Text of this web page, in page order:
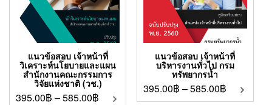
แนวข้อสอบ เจ้าหน้าที่
วิเคราะห์นโยบายและแผน
สํานักงานคณะกรรมการ
วิจัยแห่งชาติ (วช.)
395.00฿ –585.00฿
แนวข้อสอบ เจ้าหน้าที่
บริหารงานทั่วไป กรม
ทรัพยากรน้ำ
395.00฿ –585.00฿